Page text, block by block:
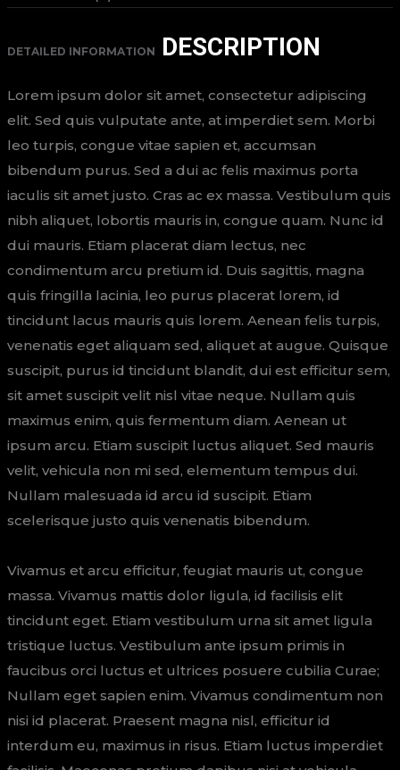
DETAILED INFORMATION DESCRIPTION
Lorem ipsum dolor sit amet, consectetur adipiscing
elit. Sed quis vulputate ante, at imperdiet sem. Morbi
leo turpis, congue vitae sapien et, accumsan
bibendum purus. Sed a dui ac felis maximus porta
iaculis sit amet justo. Cras ac ex massa. Vestibulum quis
nibh aliquet, lobortis mauris in, congue quam. Nunc id
dui mauris. Etiam placerat diam lectus, nec
condimentum arcu pretium id. Duis sagittis, magna
quis fringilla lacinia, leo purus placerat lorem, id
tincidunt lacus mauris quis lorem. Aenean felis turpis,
venenatis eget aliquam sed, aliquet at augue. Quisque
suscipit, purus id tincidunt blandit, dui est efficitur sem,
sit amet suscipit velit nisl vitae neque. Nullam quis
maximus enim, quis fermentum diam. Aenean ut
ipsum arcu. Etiam suscipit luctus aliquet. Sed mauris
velit, vehicula non mi sed, elementum tempus dui.
Nullam malesuada id arcu id suscipit. Etiam
scelerisque justo quis venenatis bibendum.
Vivamus et arcu efficitur, feugiat mauris ut, congue
massa. Vivamus mattis dolor ligula, id facilisis elit
tincidunt eget. Etiam vestibulum urna sit amet ligula
tristique luctus. Vestibulum ante ipsum primis in
faucibus orci luctus et ultrices posuere cubilia Curae;
Nullam eget sapien enim. Vivamus condimentum non
nisi id placerat. Praesent magna nisl, efficitur id
interdum eu, maximus in risus. Etiam luctus imperdiet